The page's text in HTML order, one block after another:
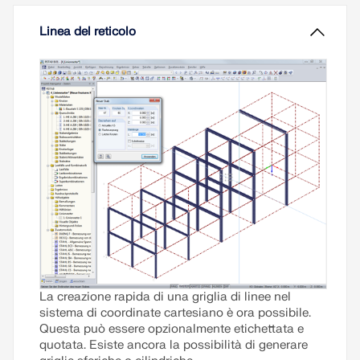
Linea del reticolo
La creazione rapida di una griglia di linee nel
sistema di coordinate cartesiano è ora possibile.
Questa può essere opzionalmente etichettata e
quotata. Esiste ancora la possibilità di generare